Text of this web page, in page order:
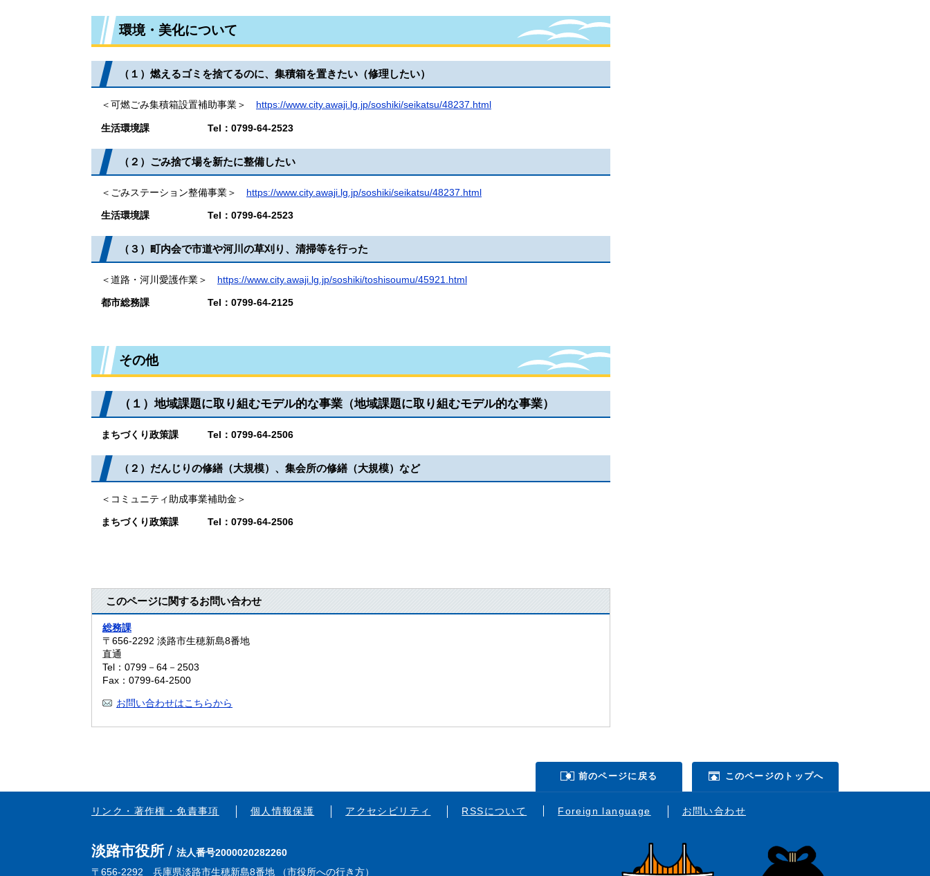
環境・美化について
（１）燃えるゴミを捨てるのに、集積箱を置きたい（修理したい）
＜可燃ごみ集積箱設置補助事業＞ https://www.city.awaji.lg.jp/soshiki/seikatsu/48237.html
生活環境課​ Tel：0799-64-2523
（２）ごみ捨て場を新たに整備したい
​ ＜ごみステーション整備事業＞ https://www.city.awaji.lg.jp/soshiki/seikatsu/48237.html
生活環境課​ Tel：0799-64-2523
（３）町内会で市道や河川の草刈り、清掃等を行った
​ ＜道路・河川愛護作業＞ https://www.city.awaji.lg.jp/soshiki/toshisoumu/45921.html
都市総務課 ​Tel：0799-64-2125
その他
（１）地域課題に取り組むモデル的な事業（地域課題に取り組むモデル的な事業）
まちづくり政策課 ​Tel：0799-64-2506
​（２）だんじりの修繕（大規模）、集会所の修繕（大規模）など
​ ＜コミュニティ助成事業補助金＞
まちづくり政策課 ​Tel：0799-64-2506
このページに関するお問い合わせ
総務課
〒656-2292 淡路市生穂新島8番地
直通
Tel：0799－64－2503
Fax：0799-64-2500
お問い合わせはこちらから
前のページに戻る このページのトップへ
リンク・著作権・免責事項 個人情報保護 アクセシビリティ RSSについて Foreign language お問い合わせ
淡路市役所
法人番号2000020282260
〒656-2292 兵庫県淡路市生穂新島8番地 （市役所への行き方）